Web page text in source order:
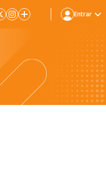
Entrar